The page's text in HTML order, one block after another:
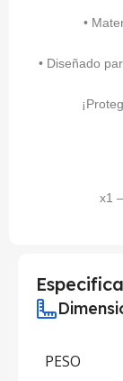
•
• Diseñado
x1
PESO